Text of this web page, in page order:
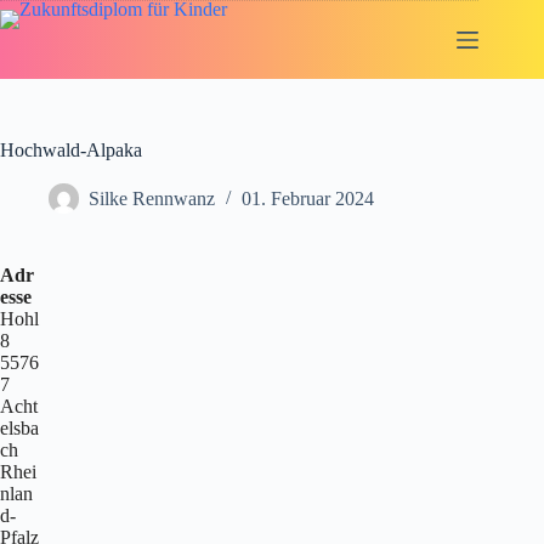
Zum
Inhalt
Hochwald-Alpaka
Silke Rennwanz 01. Februar 2024
Adr
esse
Hohl
8
5576
7
Acht
elsba
ch
Rhei
nlan
d-
Pfalz